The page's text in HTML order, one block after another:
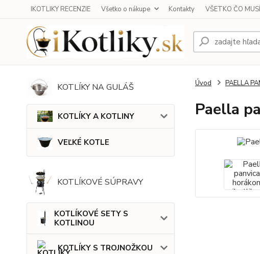
IKOTLIKY RECENZIE Všetko o nákupe Kontakty VŠETKO ČO
KOTLÍKY NA GULÁŠ
KOTLÍKY A KOTLINY
VEĽKÉ KOTLE
KOTLÍKOVÉ SÚPRAVY
KOTLÍKOVÉ SETY S
KOTLINOU
KOTLÍKY S TROJNOŽKOU
Úvod PAELLA
Paella